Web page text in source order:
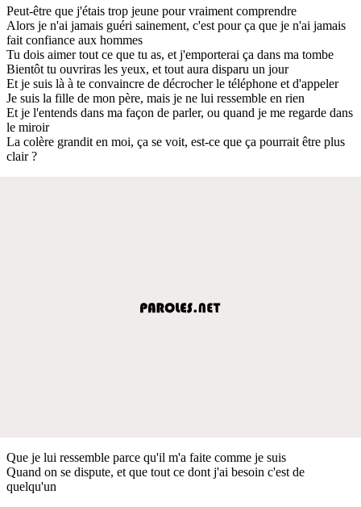
Peut-être que j'étais trop jeune pour vraiment comprendre
Alors je n'ai jamais guéri sainement, c'est pour ça que je n'ai jamais
fait confiance aux hommes
Tu dois aimer tout ce que tu as, et j'emporterai ça dans ma tombe
Bientôt tu ouvriras les yeux, et tout aura disparu un jour
Et je suis là à te convaincre de décrocher le téléphone et d'appeler
Je suis la fille de mon père, mais je ne lui ressemble en rien
Et je l'entends dans ma façon de parler, ou quand je me regarde dans
le miroir
La colère grandit en moi, ça se voit, est-ce que ça pourrait être plus
clair ?
Que je lui ressemble parce qu'il m'a faite comme je suis
Quand on se dispute, et que tout ce dont j'ai besoin c'est de
quelqu'un